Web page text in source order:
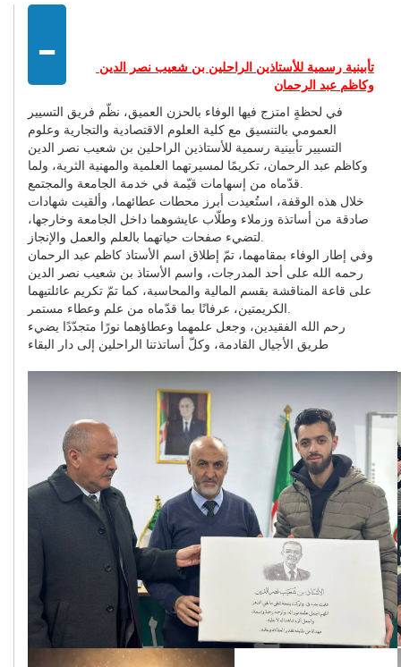
-
وكاظم عبد الرحمان
في لحظةٍ امتزج فيها الوفاء بالحزن العميق، نظّم فريق التسيير
العمومي بالتنسيق مع كلية العلوم الاقتصادية والتجارية وعلوم
التسيير تأبينية رسمية للأستاذين الراحلين بن شعيب نصر الدين
وكاظم عبد الرحمان، تكريمًا لمسيرتهما العلمية والمهنية الثرية، ولما
قدّماه من إسهامات قيّمة في خدمة الجامعة والمجتمع.
خلال هذه الوقفة، استُعيدت أبرز محطات عطائهما، وألقيت شهادات
صادقة من أساتذة وزملاء وطلّاب عايشوهما داخل الجامعة وخارجها،
لتضيء صفحات حياتهما بالعلم والعمل والإنجاز.
وفي إطار الوفاء بمقامهما، تمّ إطلاق اسم الأستاذ كاظم عبد الرحمان
رحمه الله على أحد المدرجات، واسم الأستاذ بن شعيب نصر الدين
على قاعة المناقشة بقسم المالية والمحاسبة، كما تمّ تكريم عائلتيهما
الكريمتين، عرفانًا بما قدّماه من علم وعطاء مستمر.
رحم الله الفقيدين، وجعل علمهما وعطاؤهما نورًا متجدّدًا يضيء
طريق الأجيال القادمة، وكلّ أساتذتنا الراحلين إلى دار البقاء